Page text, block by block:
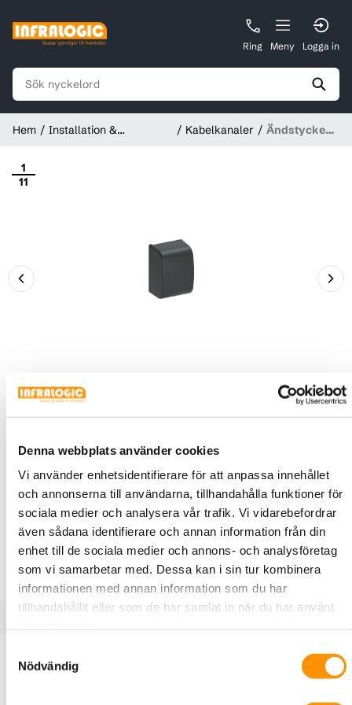
Denna webbplats använder cookies
Vi använder enhetsidentifierare för att anpassa innehållet
och annonserna till användarna, tillhandahålla funktioner för
sociala medier och analysera vår trafik. Vi vidarebefordrar
även sådana identifierare och annan information från din
enhet till de sociala medier och annons- och analysföretag
som vi samarbetar med. Dessa kan i sin tur kombinera
informationen med annan information som du har
tillhandahållit eller som de har samlat in när du har använt
Nödvändig
Ring Meny Logga in
Hem
Installation &
Kabelkanaler
Ändstycke
1
11
X100342 Schneider Electric
Ändstycke OptiLine
Ändstycke för kabelkanal, Optiline